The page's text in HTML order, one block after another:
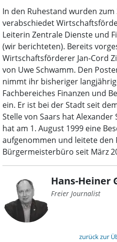
In den Ruhestand wurden
verabschiedet
Leiterin Zentrale Dienste und
(wir berichteten). Bereits
Wirtschaftsförderer Jan-Cord
von Uwe Schwamm. Den
nimmt ihr bisheriger
Fachbereiches Finanzen und
ein. Er ist bei der Stadt seit
Stelle von Saars hat
hat am 1. August 1999 eine
aufgenommen und leitete den
Bürgermeisterbüro seit März
Hans-Heiner
Freier Journalist
zurück zur